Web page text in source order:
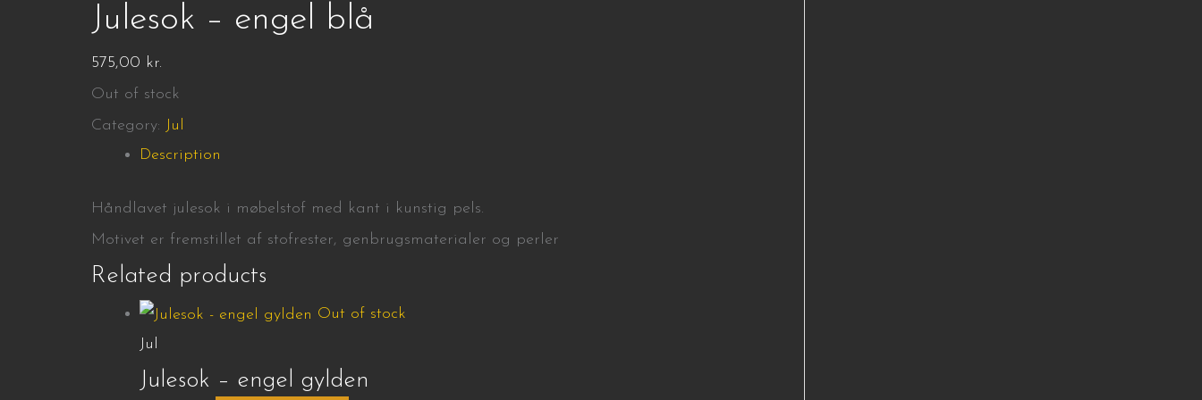
Julesok – engel blå
575,00 kr.
Out of stock
Category: Jul
Description
Håndlavet julesok i møbelstof med kant i kunstig pels.
Motivet er fremstillet af stofrester, genbrugsmaterialer og perler
Related products
Out of stock
Jul
Julesok – engel gylden